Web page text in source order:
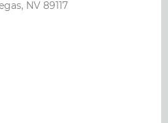
NV 89117